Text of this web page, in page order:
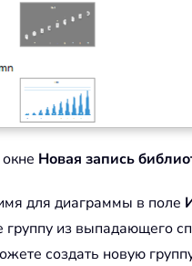
Новая запись
для диаграммы в поле
из выпадающего
создать новую